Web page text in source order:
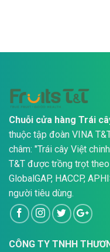
Chuỗi cửa hàng Trái
thuộc tập đoàn VINA
châm: "Trái cây Việt
T&T được trồng trọt
GlobalGAP, HACCP,
người tiêu dùng.
CÔNG TY TNHH